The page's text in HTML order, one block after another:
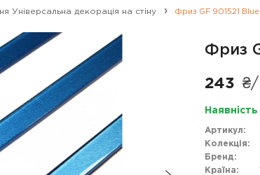
Універсальна декорація на стіну Фриз GF 901521
Фриз
243
Артикул:
Колекція:
Бренд:
Країна: